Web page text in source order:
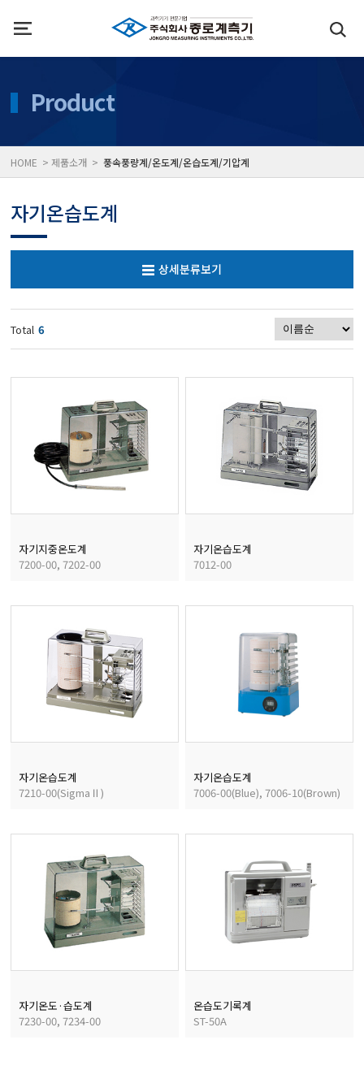
당도/농도/염도/당산도/
전자저울/점도계/핀홀탐
수분계/회전계/도막두께
현미경/확대경
경도계/물리/물성측정기
진공계/차압계/진공펌프
이화학기기/교반기
열화상카메라
Product
HOME > 제품소개 >풍속풍량계/온도계/온습도계/기압계
자기온습도계
상세분류보기
Total 6
자기지중온도계
7200-00, 7202-00
자기온습도계
7012-00
자기온습도계
7210-00(SigmaⅡ)
자기온습도계
7006-00(Blue), 7006-10(Brown)
자기온도·습도계
7230-00, 7234-00
온습도기록계
ST-50A